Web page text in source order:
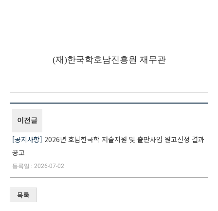
(재 )한국학호남진흥원 재무관
이전글
공지사항 2026년 호남한국학 저술지원 및 출판사업 원고선정 결과
공고
2026-07-02
목록